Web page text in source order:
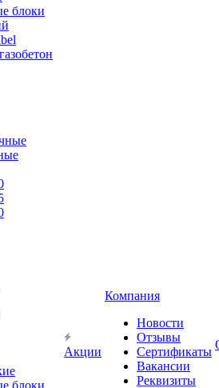
блоки
Акции
Компания
Новости
Отзывы
Сертификаты
Вакансии
Реквизиты